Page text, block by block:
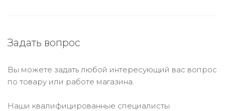
Задать вопрос
Вы можете задать любой интересующий вас вопрос
по товару или работе магазина.
Наши квалифицированные специалисты